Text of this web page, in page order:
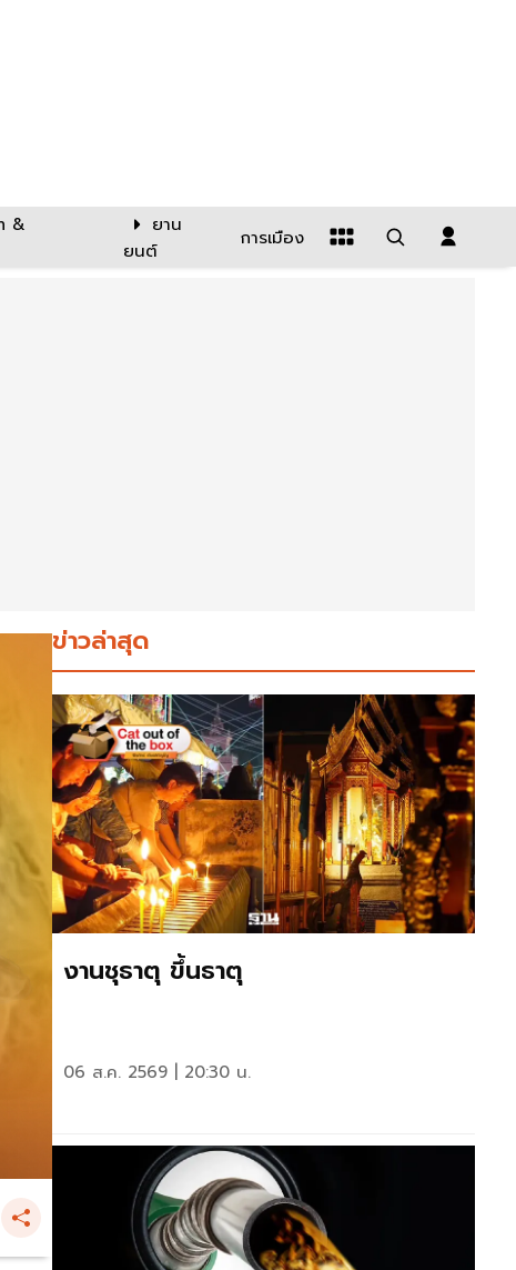
&
ยาน
ยนต์
การเมือง
ข่าวล่าสุด
งานชุธาตุ ขึ้นธาตุ
06 ส.ค. 2569 | 20:30 น.